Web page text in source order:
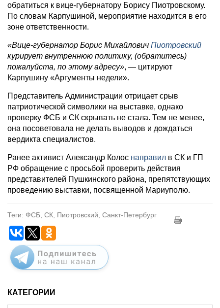
обратиться к вице-губернатору Борису Пиотровскому.
По словам Карпушиной, мероприятие находится в его
зоне ответственности.
«Вице-губернатор Борис Михайлович Пиотровский
курирует внутреннюю политику, (обратитесь)
пожалуйста, по этому адресу», — цитируют
Карпушину «Аргументы недели».
Представитель Администрации отрицает срыв
патриотической символики на выставке, однако
проверку ФСБ и СК скрывать не стала. Тем не менее,
она посоветовала не делать выводов и дождаться
вердикта специалистов.
Ранее активист Александр Колос направил в СК и ГП
РФ обращение с просьбой проверить действия
представителей Пушкинского района, препятствующих
проведению выставки, посвященной Мариуполю.
Теги: ФСБ, СК, Пиотровский, Санкт-Петербург
КАТЕГОРИИ